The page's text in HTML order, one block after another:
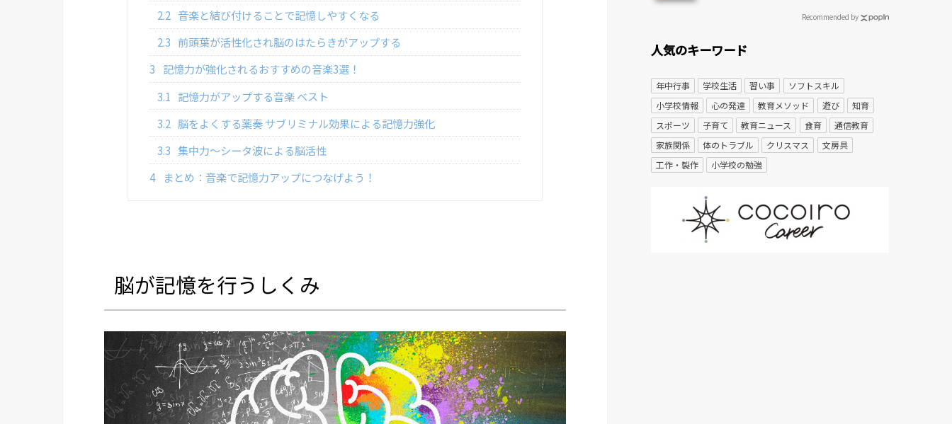
2.2 音楽と結び付けることで記憶しやすくなる
2.3 前頭葉が活性化され脳のはたらきがアップする
3 記憶力が強化されるおすすめの音楽3選！
3.1 記憶力がアップする音楽 ベスト
3.2 脳をよくする薬奏 サブリミナル効果による記憶力強化
3.3 集中力～シータ波による脳活性
4
まとめ：音楽で記憶力アップにつなげよう！
脳が記憶を行うしくみ
Recommended by
人気のキーワード
年中行事 学校生活 習い事
ソフトスキル
小学校情報
心の発達 教育メソッド 遊び
知育
スポーツ
子育て 教育ニュース 食育
通信教育
家族関係
体のトラブル クリスマス
文房具
工作・製作
小学校の勉強